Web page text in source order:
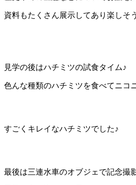
資料もたくさん展示してあり楽しそ
見学の後はハチミツの試食タイム♪
色んな種類のハチミツを食べてニコ
すごくキレイなハチミツでした♪
最後は三連水車のオブジェで記念撮影